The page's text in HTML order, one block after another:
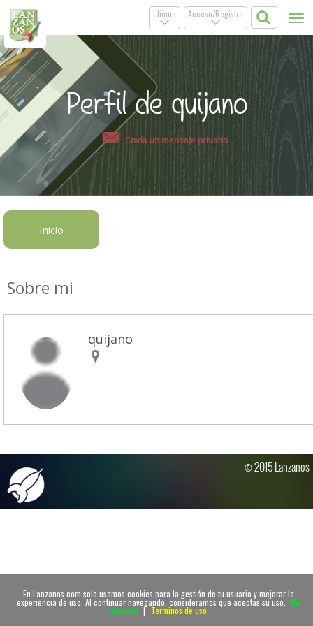
En Lanzanos.com solo usamos cookies para la gestión de tu usuario y mejorar la
experiencia de uso. Al continuar navegando, consideramos que aceptas su uso. De
acuerdo | Terminos de uso
Acceso/Registro
.
Idioma
.
Perfil de quijano
Envía un mensaje privado
Inicio
Sobre mi
quijano
© 2015 Lanzanos